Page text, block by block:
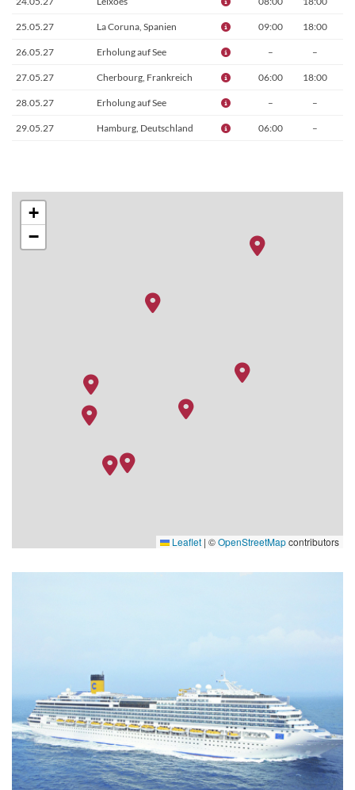
25.05.27 La Coruna, Spanien 09:00 18:00
26.05.27 Erholung auf See – –
27.05.27 Cherbourg, Frankreich 06:00 18:00
28.05.27 Erholung auf See – –
29.05.27 Hamburg, Deutschland 06:00 –
+
−
Leaflet | ©OpenStreetMapcontributors